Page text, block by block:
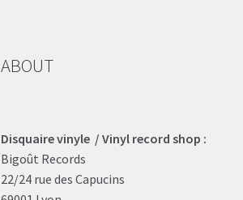
ABOUT
Disquaire vinyle / Vinyl record shop :
Bigoût Records
22/24 rue des Capucins